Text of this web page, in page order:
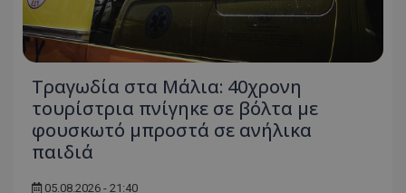
Τραγωδία στα Μάλια: 40χρονη
τουρίστρια πνίγηκε σε βόλτα με
φουσκωτό μπροστά σε ανήλικα
παιδιά
05.08.2026 - 21:40
VISITOR_PRIVACY_METADATA
YouTube